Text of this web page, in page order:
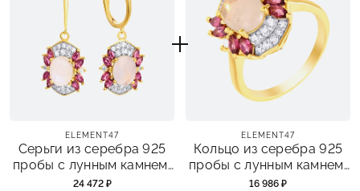
ELEMENT47
Серьги из серебра 925
пробы с лунным камнем,
родолитами и топазами
24 472 ₽
ELEMENT47
Кольцо из серебра 925
пробы с лунным камнем,
родолитами и топазами
16 986 ₽